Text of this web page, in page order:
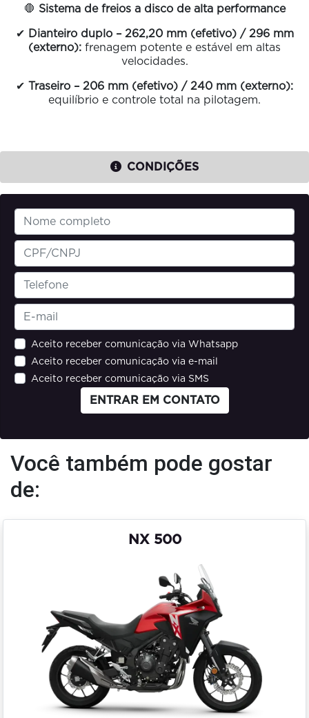
🛑 Sistema de freios a disco de alta performance
✔ Dianteiro duplo – 262,20 mm (efetivo) / 296 mm
(externo): frenagem potente e estável em altas
velocidades.
✔ Traseiro – 206 mm (efetivo) / 240 mm (externo):
equilíbrio e controle total na pilotagem.
CONDIÇÕES
Aceito receber comunicação via Whatsapp
Aceito receber comunicação via e-mail
Aceito receber comunicação via SMS
ENTRAR EM CONTATO
Você também pode gostar
de:
NX 500